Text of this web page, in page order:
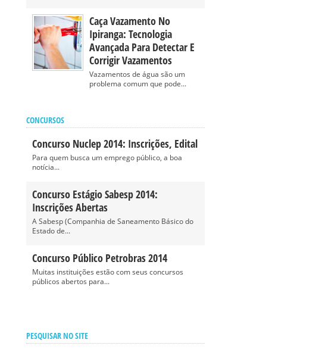
Caça Vazamento No
Ipiranga: Tecnologia
Avançada Para Detectar E
Corrigir Vazamentos
Vazamentos de água são um
problema comum que pode...
CONCURSOS
Concurso Nuclep 2014: Inscrições, Edital
Para quem busca um emprego público, a boa
notícia...
Concurso Estágio Sabesp 2014:
Inscrições Abertas
A Sabesp (Companhia de Saneamento Básico do
Estado de...
Concurso Público Petrobras 2014
Muitas instituições estão com seus concursos
públicos abertos para...
PESQUISAR NO SITE